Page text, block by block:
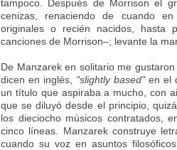
tampoco. Después de Morrison el
cenizas, renaciendo de cuando
originales o recién nacidos, hasta
canciones de Morrison–; levante la
De Manzarek en solitario me
dicen en inglés,
"slightly based"en el
un título que aspiraba a mucho, con
que se diluyó desde el principio,
los dieciocho músicos contratados,
cinco líneas. Manzarek construye
cuando su voz en asuntos